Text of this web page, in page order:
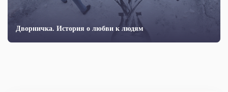
Дворничка. История о любви к людям